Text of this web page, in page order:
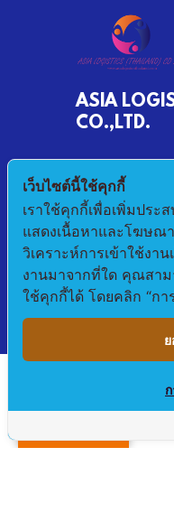
ASIA
CO.,LTD.
E-mail :
TEL :+66 2406
เว็บไซต์นี้ใช้คุกกี้
เราใช้คุกกี้เพื่อเพิ่มประ
แสดงเนื้อหาและโฆษณ
วิเคราะห์การเข้าใช้งา
งานมาจากที่ใด คุณสาม
ใช้คุกกี้ได้ โดยคลิก “กา